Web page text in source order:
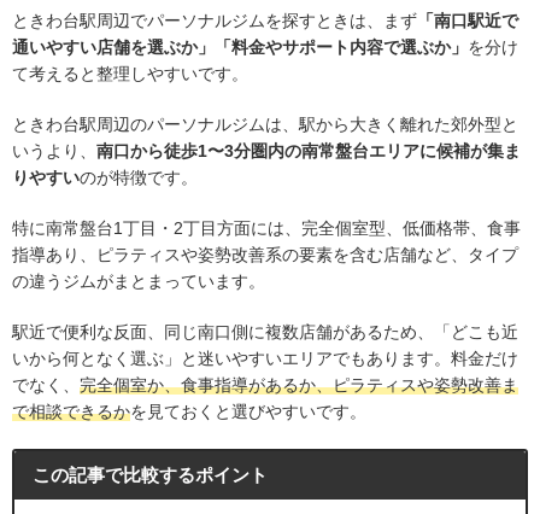
ときわ台駅周辺でパーソナルジムを探すときは、まず 「南口駅近で
通いやすい店舗を選ぶか」「料金やサポート内容で選ぶか」 を分け
て考えると整理しやすいです。
ときわ台駅周辺のパーソナルジムは、駅から大きく離れた郊外型と
いうより、 南口から徒歩1〜3分圏内の南常盤台エリアに候補が集ま
りやすいのが特徴です。
特に南常盤台1丁目・2丁目方面には、完全個室型、低価格帯、食事
指導あり、ピラティスや姿勢改善系の要素を含む店舗など、タイプ
の違うジムがまとまっています。
駅近で便利な反面、同じ南口側に複数店舗があるため、「どこも近
いから何となく選ぶ」と迷いやすいエリアでもあります。料金だけ
でなく、 完全個室か、食事指導があるか、ピラティスや姿勢改善ま
で相談できるかを見ておくと選びやすいです。
この記事で比較するポイント